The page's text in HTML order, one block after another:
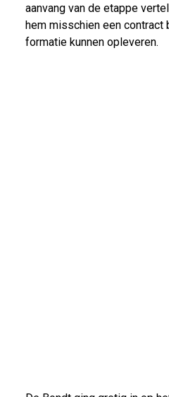
aanvang van de etappe
hem misschien een contract
formatie kunnen opleveren.